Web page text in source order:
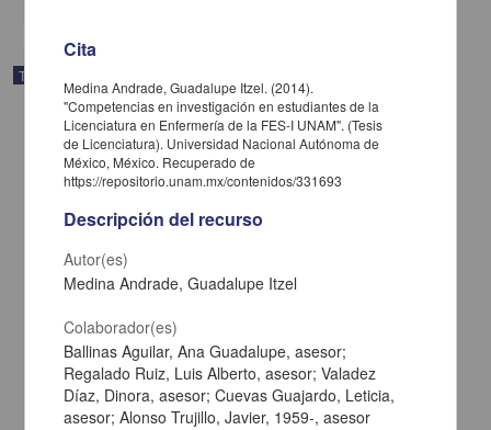
Trabajo de grado
Varones víctimas de violencia por parte de sus mujeres ... ¿qué
dicen ellas?
Cita
Medina Andrade, Guadalupe Itzel. (2014).
"Competencias en investigación en estudiantes de la
Licenciatura en Enfermería de la FES-I UNAM". (Tesis
de Licenciatura). Universidad Nacional Autónoma de
México, México. Recuperado de
https://repositorio.unam.mx/contenidos/331693
Descripción del recurso
Autor(es)
Medina Andrade, Guadalupe Itzel
Colaborador(es)
Ballinas Aguilar, Ana Guadalupe, asesor;
Regalado Ruiz, Luis Alberto, asesor; Valadez
Díaz, Dinora, asesor; Cuevas Guajardo, Leticia,
asesor; Alonso Trujillo, Javier, 1959-, asesor